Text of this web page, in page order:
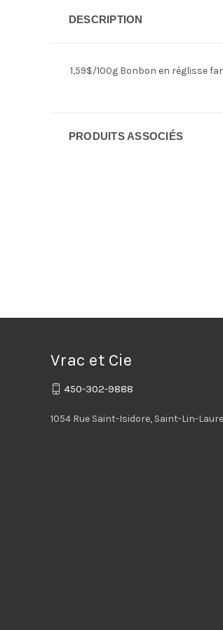
DESCRIPTION
1,59$/100g Bonbon en réglisse
PRODUITS ASSOCIÉS
Vrac et Cie
450-302-9888
1054 Rue Saint-Isidore, Saint-Lin-